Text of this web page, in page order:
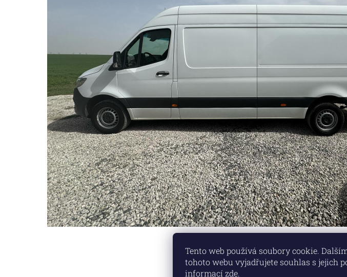
Lokality | Marketing
Tento web používá soubory cookie.
tohoto webu vyjadřujete souhlas s jejich
informací zde.